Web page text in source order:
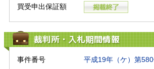
買受申出保証額
裁判所・入札期間情報
事件番号 平成19年（ケ）第